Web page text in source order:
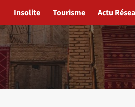
Insolite Tourisme Actu